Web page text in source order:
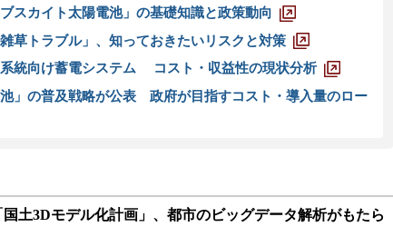
スカイト太陽電池」の基礎知識と政策動向
草トラブル」、知っておきたいリスクと対策
統向け蓄電システム コスト・収益性の現状分析
池」の普及戦略が公表 政府が目指すコスト・導入量のロー
土3Dモデル化計画」、都市のビッグデータ解析がもたら